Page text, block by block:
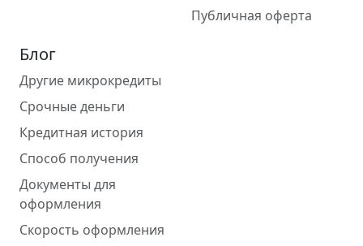
Публичная оферта
Блог
Другие микрокредиты
Срочные деньги
Кредитная история
Способ получения
Документы для
оформления
Скорость оформления